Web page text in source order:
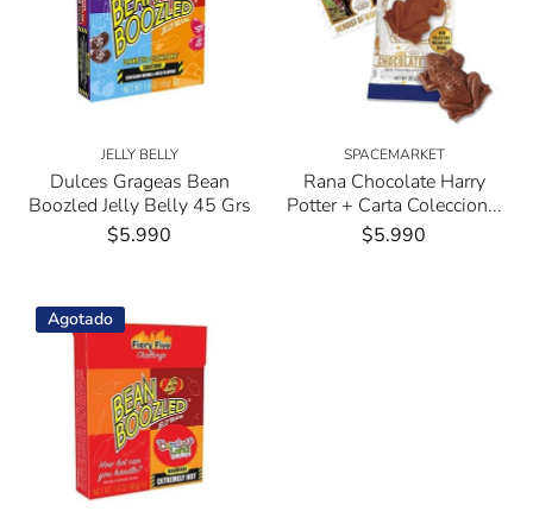
JELLY BELLY
Dulces Grageas Bean
Boozled Jelly Belly 45 Grs
$5.990
SPACEMARKET
Rana Chocolate Harry
Potter + Carta Coleccion...
$5.990
Agotado